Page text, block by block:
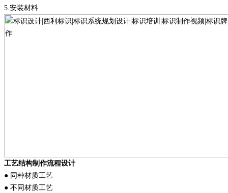
5 安装材料
工艺结构制作流程设计
● 同种材质工艺
● 不同材质工艺